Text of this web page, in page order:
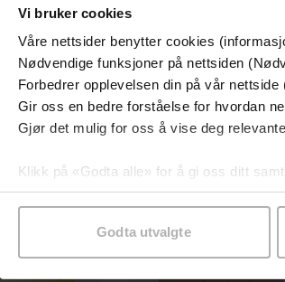
Vi bruker cookies
Våre nettsider benytter cookies
Nødvendige funksjoner på nettsiden
Forbedrer opplevelsen din på vår nettside
Gir oss en bedre forståelse for hvordan
Gjør det mulig for oss å vise deg
Klikk på «Godta alle» for å gi oss ditt
samtykke til spesifikke formål ved å
Godta utvalgte
også kjøpt